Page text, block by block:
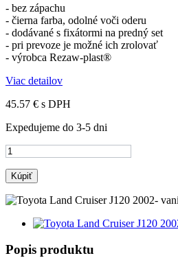
- bez zápachu
- čierna farba, odolné voči oderu
- dodávané s fixátormi na predný set
- pri prevoze je možné ich zrolovať
- výrobca Rezaw-plast®
Viac detailov
45.57 € s DPH
Expedujeme do 3-5 dni
Kúpiť
Popis produktu